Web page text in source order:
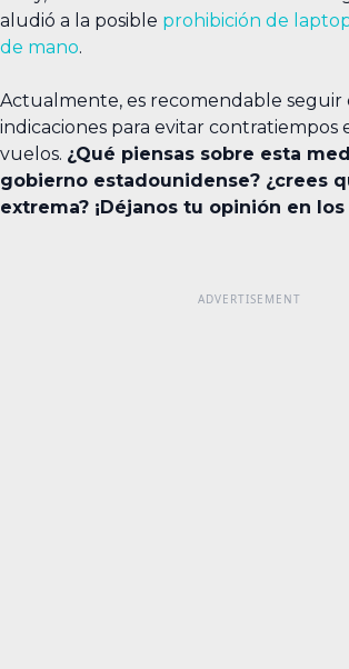
aludió a la posible prohibición de
de mano.
Actualmente, es recomendable seguir
indicaciones para evitar contratiempos
vuelos. ¿Qué piensas sobre esta
gobierno estadounidense? ¿crees
extrema? ¡Déjanos tu opinión en